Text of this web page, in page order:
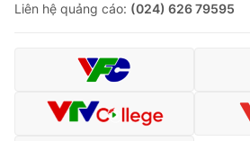
Liên hệ quảng cáo: (024) 626 79595